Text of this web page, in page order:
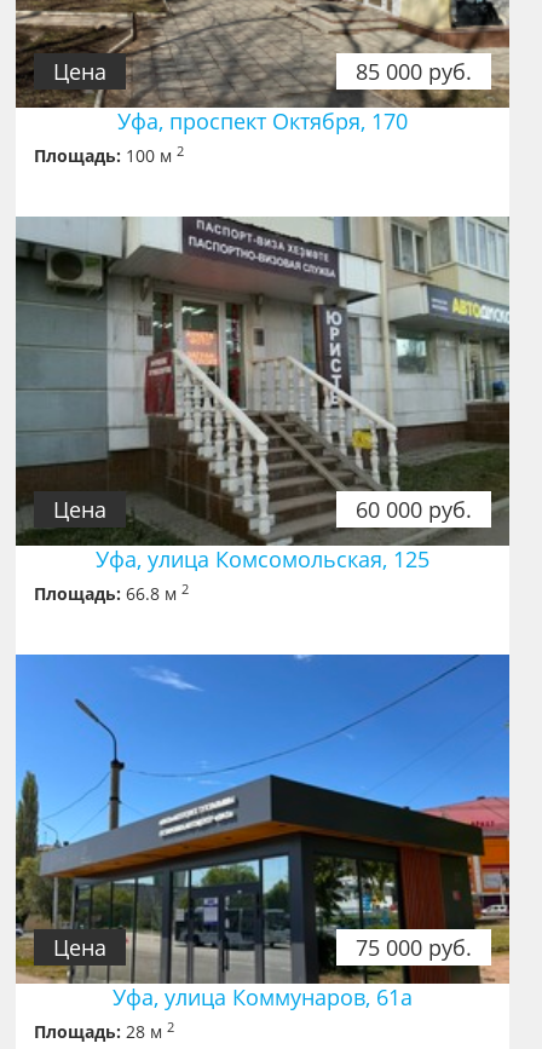
85 000 руб.
Цена
Уфа, проспект Октября, 170
Площадь: 100 м2
60 000 руб.
Цена
Уфа, улица Комсомольская, 125
Площадь: 66.8 м2
75 000 руб.
Цена
Уфа, улица Коммунаров, 61а
Площадь: 28 м2